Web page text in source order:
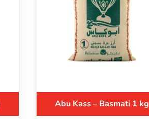
Abu Kass – Basmati 1 kg